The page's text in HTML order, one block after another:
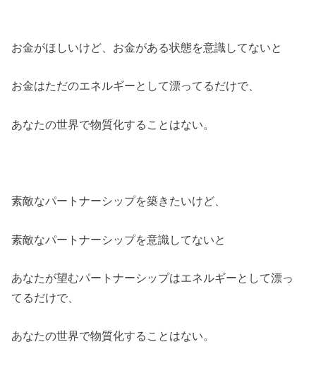
お金がほしいけど、お金がある状態を意識してないと
お金はただのエネルギーとして漂ってるだけで、
あなたの世界で物質化することはない。
素敵なパートナーシップを築きたいけど、
素敵なパートナーシップを意識してないと
あなたが望むパートナーシップはエネルギーとして漂っ
てるだけで、
あなたの世界で物質化することはない。